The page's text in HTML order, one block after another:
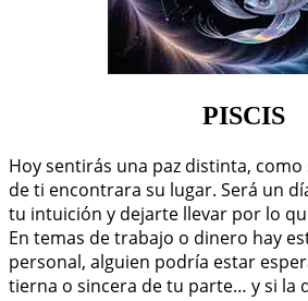
PISCIS
Hoy sentirás una paz distinta,
de ti encontrara su lugar. Será un
tu intuición y dejarte llevar por lo
En temas de trabajo o dinero hay
personal, alguien podría estar
tierna o sincera de tu parte… y si la